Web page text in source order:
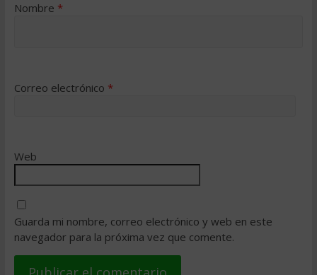
Nombre *
Correo electrónico *
Web
Guarda mi nombre, correo electrónico y web en este
navegador para la próxima vez que comente.